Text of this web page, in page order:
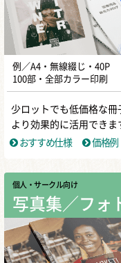
例／A4・無線綴じ・40P
100部・全部カラー印刷
少ロットでも低価格な冊
より効果的に活用できま
おすすめ仕様
価格例
個人・サークル向け
写真集／フォ